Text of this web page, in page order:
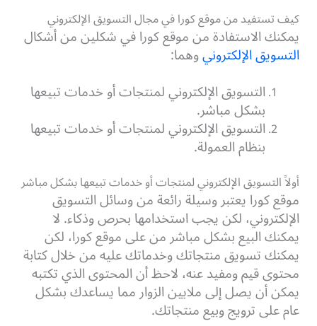
كيف تستفيد من موقع كورا في مجال التسويق الإلكتروني
يمكنك الاستفادة من موقع كورا في شكلين من أشكال
التسويق الإلكترونيوهما:
التسويق الإلكتروني لمنتجات أو خدمات تبيعها
بشكل مباشر.
التسويق الإلكتروني لمنتجات أو خدمات تبيعها
بنظام العمولة.
أولاً التسويق الإلكتروني لمنتجات أو خدمات تبيعها بشكل مباشر
موقع كورا يعتبر وسيلة رائعة من وسائل التسويق
الإلكتروني، لكن يجب استخدامها بحرص وذكاء. لا
يمكنك البيع بشكل مباشر من على موقع كورا، لكن
يمكنك تسويق منتجاتك وخدماتك عليه من خلال كتابة
محتوى قيم ومفيد عنه، لاحظ أن المحتوى الذي تكتبه
يمكن أن يصل إلى ملايين الزوار مما يساعدك بشكل
عام على ترويج وبيع منتجاتك.